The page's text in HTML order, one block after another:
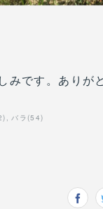
みです。ありが
) バラ (54)